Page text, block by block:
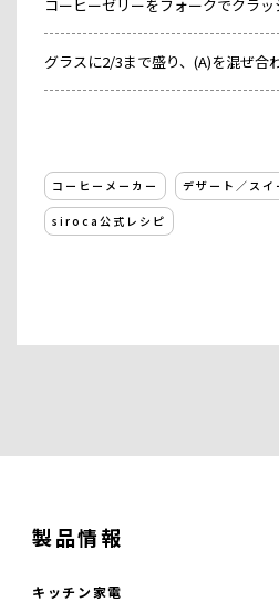
コーヒーゼリーをフォークでクラッ
グラスに2/3まで盛り、(A)を混ぜ合
コーヒーメーカー デザート／スイ
siroca公式レシピ
製品情報
キッチン家電